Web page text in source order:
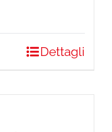
Dettagli